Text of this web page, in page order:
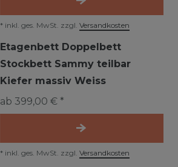
* inkl. ges. MwSt. zzgl. Versandkosten
Etagenbett Doppelbett
Stockbett Sammy teilbar
Kiefer massiv Weiss
ab 399,00 € *
* inkl. ges. MwSt. zzgl. Versandkosten